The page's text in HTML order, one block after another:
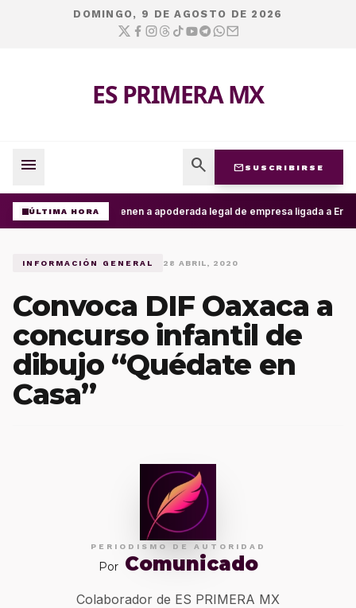
DOMINGO, 9 DE AGOSTO DE 2026
ES PRIMERA MX
menu search mail SUSCRIBIRSE
ÚLTIMA HORADetienen a apoderada legal de empresa ligada a
INFORMACIÓN GENERAL 28 ABRIL, 2020
Convoca DIF Oaxaca a
concurso infantil de
dibujo “Quédate en
Casa”
PERIODISMO DE AUTORIDAD
Por Comunicado
Colaborador de ES PRIMERA MX